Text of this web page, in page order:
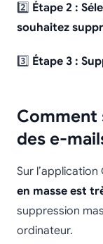
2️⃣ Étape 2 :
souhaitez
3️⃣ Étape 3 :
Comment
des e-
Sur l’application
en masse est
suppression
ordinateur.